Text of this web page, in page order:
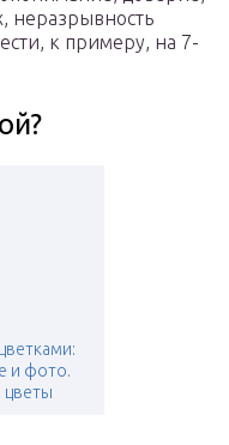
неразрывность
к примеру, на 7-
и фото.